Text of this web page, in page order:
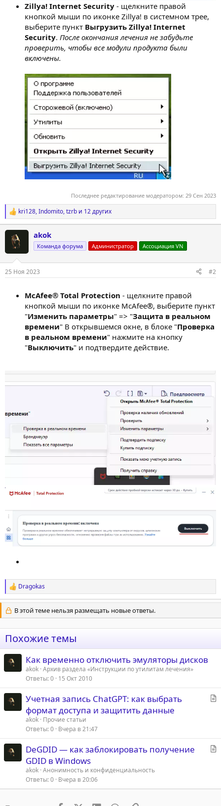
Zillya! Internet Security - щелкните правой
кнопкой мыши по иконке Zillya! в системном трее,
выберите пункт Выгрузить Zillya! Internet
Security. После окончания лечения не забудьте
проверить, чтобы все модули продукта были
включены.
Последнее редактирование модератором: 29 Сен 2023
Р
е
а
и
и
:
kri128,Indomito,tzrb и 12 других
akok
Команда форума Администратор Ассоциация VN
25 Ноя 2023 #2
McAfee® Total Protection - щелкните правой
кнопкой мыши по иконке McAfee®, выберите пункт
"Изменить параметры" => "Защита в реальном
времени" В открывшемся окне, в блоке "Проверка
в реальном времени" нажмите на кнопку
"Выключить" и подтвердите действие.
Р
е
а
к
и
и
Dragokas
В этой теме нельзя размещать новые ответы.
Похожие темы
Как временно отключить эмуляторы дисков
akok Архив раздела «Инструкции по утилитам лечения»
Ответы 0 15 Окт 2010
ь
Учетная запись ChatGPT: как выбрать
формат доступа и защитить данные
akok Прочие статьи
Ответы 0 Вчера в 21:47
ь
DeGDID — как заблокировать получение
GDID в Windows
akok Анонимность и конфиденциальность
Ответы 0 Вчера в 20:06